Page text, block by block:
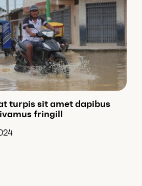
turpis sit amet dapibus
fringill